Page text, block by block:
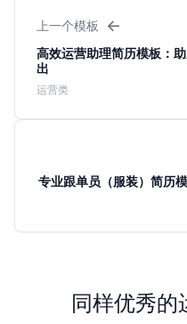
上一个模板 ←
高效运营助理简历模板：
出
运营类
专业跟单员（服装）简历
同样优秀的